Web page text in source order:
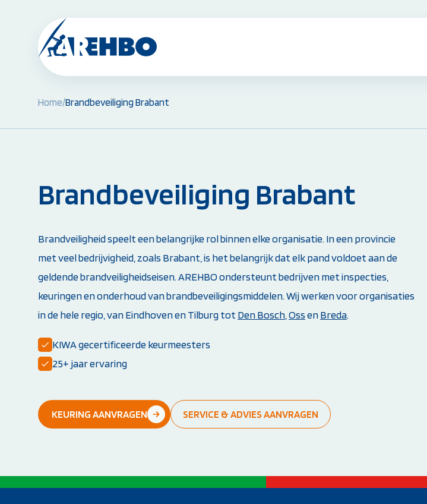
BHV Cursussen & Herhalingen:
BHV Basiscursus
Alle BHV Cursussen bekijken
EHBO Basiscursus
Alle EHBO Cursussen bekijken
Opleiding EHBO-instructeur
Opleiding BLS-instructeur (NRR)
Opleiding PBLS-instructeur (NRR)
Herhalingscursus PBLS- en BLS-instructeur
Bekijk alle instructeursopleidingen
Beheerder brandmeld- en
ontruimingsalarminstallatie
Home/Brandbeveiliging Brabant
Brandbeveiliging Brabant
Brandveiligheid speelt een belangrijke rol binnen elke organisatie. In een provincie
met veel bedrijvigheid, zoals Brabant, is het belangrijk dat elk pand voldoet aan de
geldende brandveiligheidseisen. AREHBO ondersteunt bedrijven met inspecties,
keuringen en onderhoud van brandbeveiligingsmiddelen. Wij werken voor organisaties
in de hele regio, van Eindhoven en Tilburg tot Den Bosch OssenBreda.
KIWA gecertificeerde keurmeesters
25+ jaar ervaring
KEURING AANVRAGEN SERVICE & ADVIES AANVRAGEN